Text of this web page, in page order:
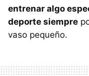
entrenar algo
deporte siempre
vaso pequeño.